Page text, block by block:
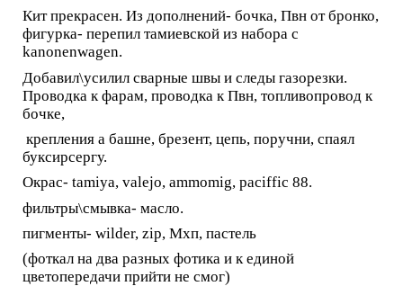
Кит прекрасен. Из дополнений- бочка, Пвн от бронко,
фигурка- перепил тамиевской из набора с
kanonenwagen.
Добавил\усилил сварные швы и следы газорезки.
Проводка к фарам, проводка к Пвн, топливопровод к
бочке,
крепления а башне, брезент, цепь, поручни, спаял
буксирсергу.
Окрас- tamiya, valejo, ammomig, paciffic 88.
фильтры\смывка- масло.
пигменты- wilder, zip, Мхп, пастель
(фоткал на два разных фотика и к единой
цветопередачи прийти не смог)